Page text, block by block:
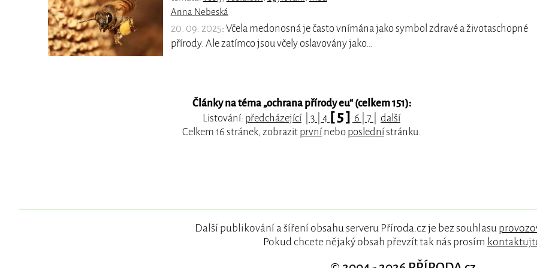
Anna Nebeská
20. 09. 2025: Včela medonosná je často vnímána jako symbol zdravé a životaschopné
přírody. Ale zatímco jsou včely oslavovány jako…
Články na téma „ochrana přírody eu“ (celkem 151):
Listování: předcházející| 3 4 [ 5 ] 6 7
další
Celkem 16 stránek, zobrazit prvnínebo poslednístránku.
Další publikování a šíření obsahu serveru Příroda.cz je bez souhlasu
Pokud chcete nějaký obsah převzít tak nás prosím